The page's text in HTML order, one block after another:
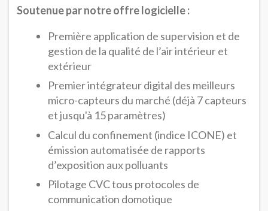
Soutenue par notre offre logicielle :
Première application de supervision et de
gestion de la qualité de l’air intérieur et
extérieur
Premier intégrateur digital des meilleurs
micro-capteurs du marché (déjà 7 capteurs
et jusqu'à 15 paramètres)
Calcul du confinement (indice ICONE) et
émission automatisée de rapports
d’exposition aux polluants
Pilotage CVC tous protocoles de
communication domotique